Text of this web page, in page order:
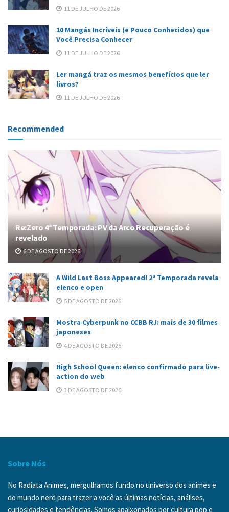
11 DE JULHO DE 2026
10 Mangás Incríveis (e Pouco Conhecidos) que
Você Precisa Conhecer
11 DE JULHO DE 2026
Ler mangá traz os mesmos benefícios que ler
livros?
11 DE JULHO DE 2026
Recommended
Re:Zero 4ª Temporada: PV da Arco Recuperação é
revelado
6 DE AGOSTO DE 2026
A Wild Last Boss Appeared! 2ª Temporada revela
elenco e open
5 DE AGOSTO DE 2026
Mostra Cyberpunk no CCBB RJ: mais de 30 filmes
japoneses
4 DE AGOSTO DE 2026
High School Queen: elenco confirmado para live-
action do web
3 DE AGOSTO DE 2026
Sobre Nós
No Radiata Animes, mergulhamos fundo no universo dos animes e
do mundo nerd para trazer a você as últimas notícias, análises,
curiosidades e tendências. Somos apaixonados por cultura pop e